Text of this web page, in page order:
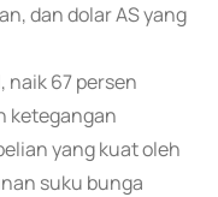
dan dolar AS yang
naik 67 persen
ketegangan
yang kuat oleh
suku bunga